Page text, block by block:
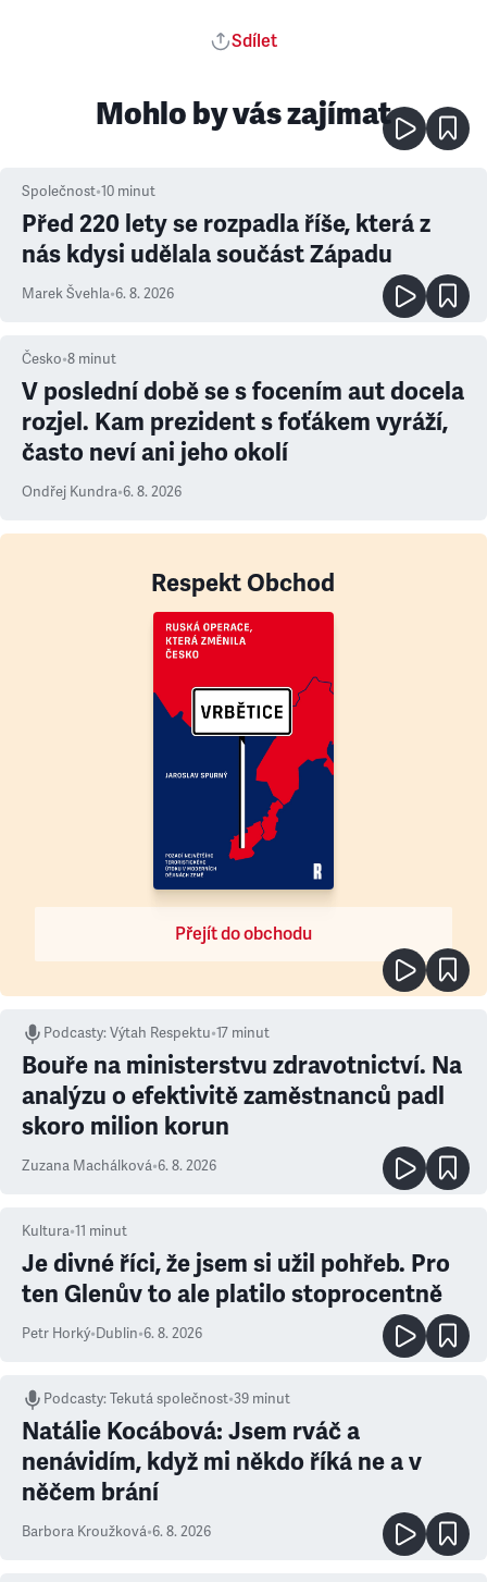
Sdílet
Mohlo by vás zajímat
Společnost•10 minut
Před 220 lety se rozpadla říše, která z
nás kdysi udělala součást Západu
Marek Švehla•6. 8. 2026
Česko•8 minut
V poslední době se s focením aut docela
rozjel. Kam prezident s foťákem vyráží,
často neví ani jeho okolí
Ondřej Kundra•6. 8. 2026
Respekt Obchod
Přejít do obchodu
Podcasty:Výtah Respektu•17 minut
Bouře na ministerstvu zdravotnictví. Na
analýzu o efektivitě zaměstnanců padl
skoro milion korun
Zuzana Machálková•6. 8. 2026
Kultura•11 minut
Je divné říci, že jsem si užil pohřeb. Pro
ten Glenův to ale platilo stoprocentně
Petr Horký•Dublin•6. 8. 2026
Podcasty:Tekutá společnost•39 minut
Natálie Kocábová: Jsem rváč a
nenávidím, když mi někdo říká ne a v
něčem brání
Barbora Kroužková•6. 8. 2026